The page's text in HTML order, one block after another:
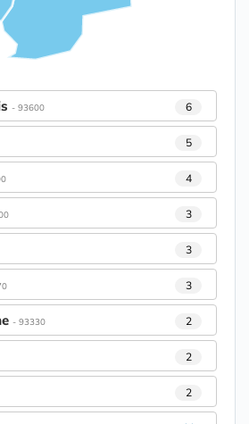
- 93600 6
5
4
3
3
3
- 93330 2
2
2